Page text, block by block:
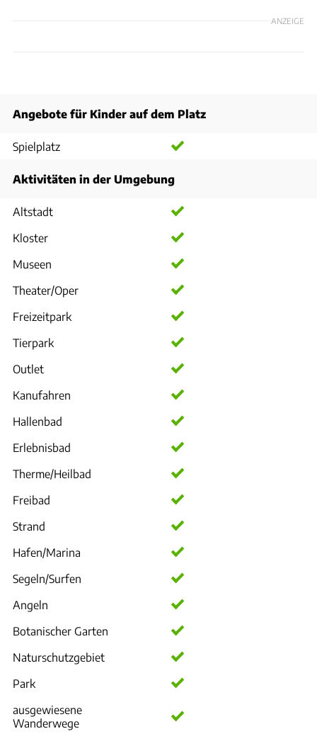
ANZEIGE
Angebote für Kinder auf dem Platz
Spielplatz
Aktivitäten in der Umgebung
Altstadt
Kloster
Museen
Theater/Oper
Freizeitpark
Tierpark
Outlet
Kanufahren
Hallenbad
Erlebnisbad
Therme/Heilbad
Freibad
Strand
Hafen/Marina
Segeln/Surfen
Angeln
Botanischer Garten
Naturschutzgebiet
Park
ausgewiesene
Wanderwege